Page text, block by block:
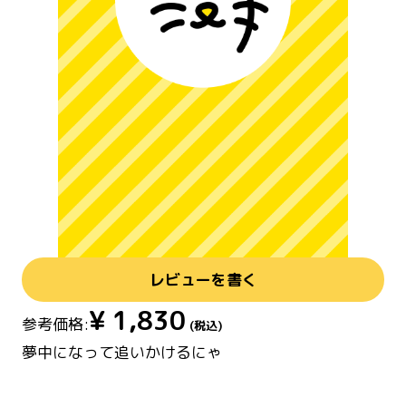
レビューを書く
参考価格:¥ 1,830 (税込)
夢中になって追いかけるにゃ